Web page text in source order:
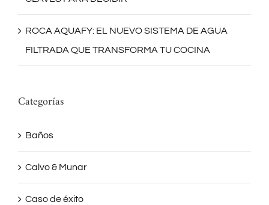
ROCA AQUAFY: EL NUEVO SISTEMA DE AGUA
FILTRADA QUE TRANSFORMA TU COCINA
Categorías
Baños
Calvo & Munar
Caso de éxito